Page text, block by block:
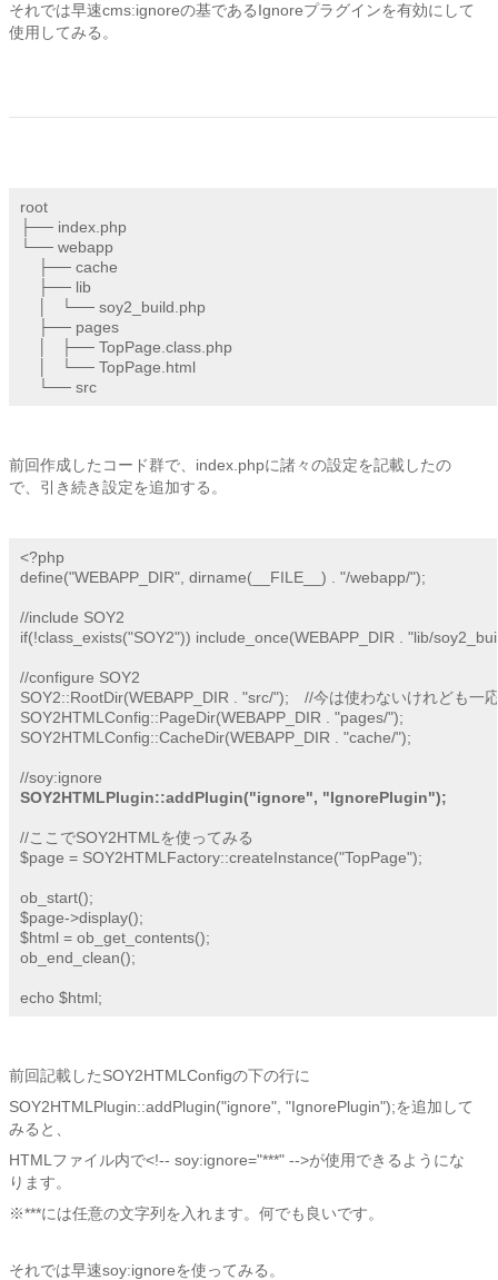
それでは早速cms:ignoreの基であるIgnoreプラグインを有効にして
使用してみる。
root
├── index.php
└── webapp
    ├── cache
    ├── lib
    │   └── soy2_build.php
    ├── pages
    │   ├── TopPage.class.php
    │   └── TopPage.html
    └── src
前回作成したコード群で、index.phpに諸々の設定を記載したの
で、引き続き設定を追加する。
<?php
define("WEBAPP_DIR", dirname(__FILE__) . "/webapp/");
//include SOY2
if(!class_exists("SOY2")) include_once(WEBAPP_DIR . "lib/
//configure SOY2
SOY2::RootDir(WEBAPP_DIR . "src/");	//今は使わないけれども一応
SOY2HTMLConfig::PageDir(WEBAPP_DIR . "pages/");
SOY2HTMLConfig::CacheDir(WEBAPP_DIR . "cache/");
SOY2HTMLPlugin::addPlugin("ignore", "IgnorePlugin");
//ここでSOY2HTMLを使ってみる
$page = SOY2HTMLFactory::createInstance("TopPage");
ob_start();
$page->display();
$html = ob_get_contents();
ob_end_clean();
echo $html;
前回記載したSOY2HTMLConfigの下の行に
SOY2HTMLPlugin::addPlugin("ignore", "IgnorePlugin");を追加して
みると、
HTMLファイル内で<!-- soy:ignore="***" -->が使用できるようにな
ります。
※***には任意の文字列を入れます。何でも良いです。
それでは早速soy:ignoreを使ってみる。